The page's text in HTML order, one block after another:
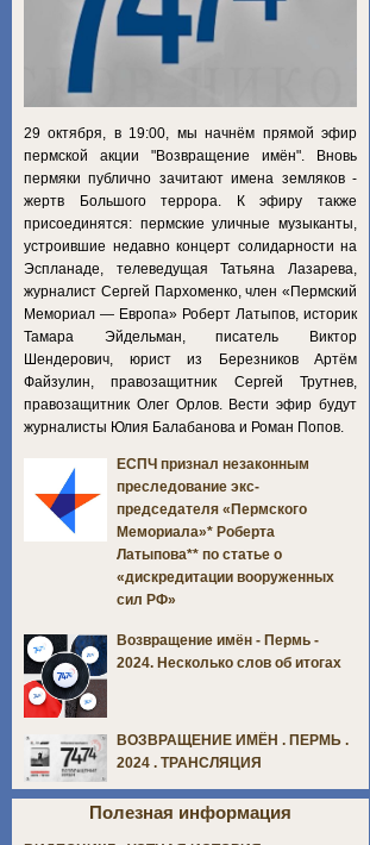
29 октября, в 19:00, мы начнём прямой эфир
пермской акции "Возвращение имён". Вновь
пермяки публично зачитают имена земляков -
жертв Большого террора. К эфиру также
присоединятся: пермские уличные музыканты,
устроившие недавно концерт солидарности на
Эспланаде, телеведущая Татьяна Лазарева,
журналист Сергей Пархоменко, член «Пермский
Мемориал — Европа» Роберт Латыпов, историк
Тамара Эйдельман, писатель Виктор
Шендерович, юрист из Березников Артём
Файзулин, правозащитник Сергей Трутнев,
правозащитник Олег Орлов. Вести эфир будут
журналисты Юлия Балабанова и Роман Попов.
ЕСПЧ признал незаконным
преследование экс-
председателя «Пермского
Мемориала»* Роберта
Латыпова** по статье о
«дискредитации вооруженных
сил РФ»
Возвращение имён - Пермь -
2024. Несколько слов об итогах
ВОЗВРАЩЕНИЕ ИМЁН . ПЕРМЬ .
2024 . ТРАНСЛЯЦИЯ
Полезная информация